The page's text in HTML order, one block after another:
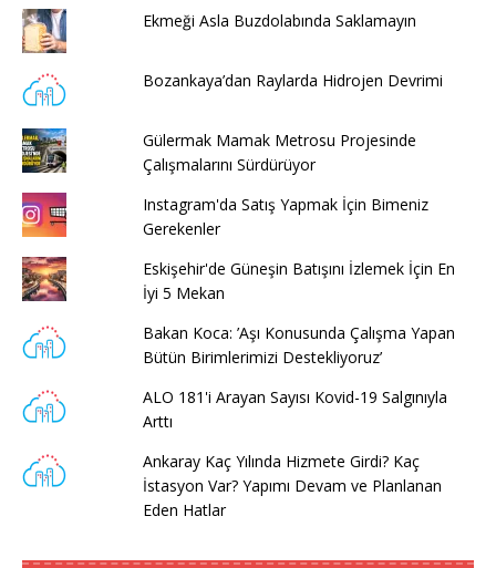
Ekmeği Asla Buzdolabında Saklamayın
Bozankaya’dan Raylarda Hidrojen Devrimi
Gülermak Mamak Metrosu Projesinde
Çalışmalarını Sürdürüyor
Instagram'da Satış Yapmak İçin Bimeniz
Gerekenler
Eskişehir'de Güneşin Batışını İzlemek İçin En
İyi 5 Mekan
Bakan Koca: ’Aşı Konusunda Çalışma Yapan
Bütün Birimlerimizi Destekliyoruz’
ALO 181'i Arayan Sayısı Kovid-19 Salgınıyla
Arttı
Ankaray Kaç Yılında Hizmete Girdi? Kaç
İstasyon Var? Yapımı Devam ve Planlanan
Eden Hatlar